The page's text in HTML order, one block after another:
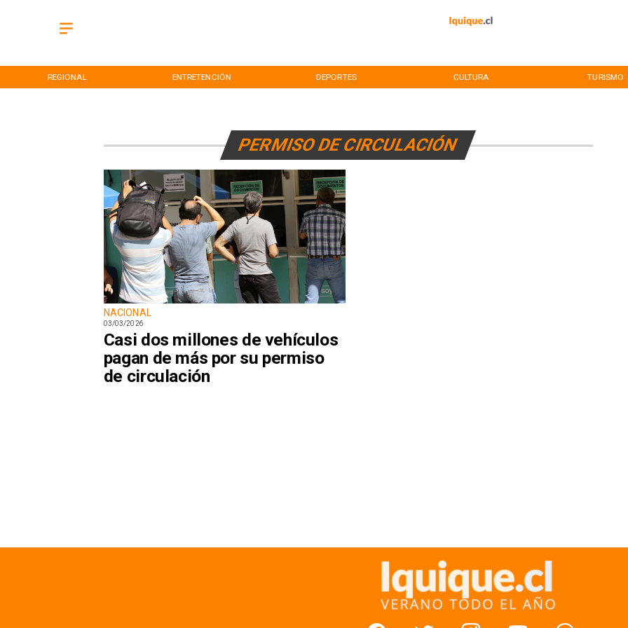
REGIONAL ENTRETENCIÓN DEPORTES CULTURA TURISMO
NACIONAL
03/03/2026
Casi dos millones de vehículos
pagan de más por su permiso
de circulación
PERMISO DE CIRCULACIÓN